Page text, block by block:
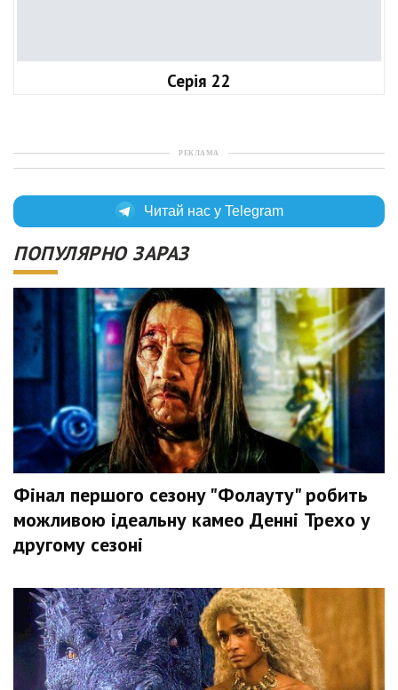
Серія 22
РЕКЛАМА
Читай нас у Telegram
ПОПУЛЯРНО ЗАРАЗ
Фінал першого сезону "Фолауту" робить
можливою ідеальну камео Денні Трехо у
другому сезоні